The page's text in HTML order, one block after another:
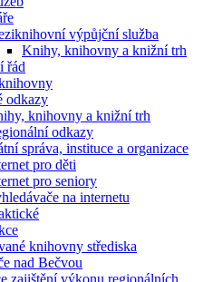
výpůjční služba
Knihy, knihovny a knižní trh
řád
odkazy
knihovny a knižní trh
odkazy
správa, instituce a organizace
pro děti
pro seniory
na internetu
knihovny střediska
nad Bečvou
zajištění výkonu regionálních